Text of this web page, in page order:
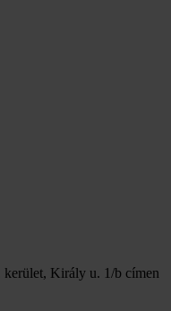
kerület, Király u. 1/b címen